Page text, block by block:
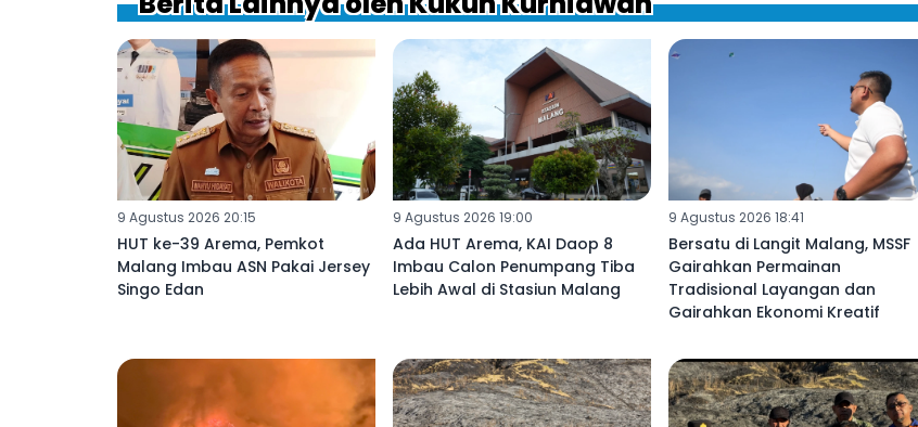
9 Agustus 2026 20:15
HUT ke-39 Arema, Pemkot
Malang Imbau ASN Pakai Jersey
Singo Edan
9 Agustus 2026 19:00
Ada HUT Arema, KAI Daop 8
Imbau Calon Penumpang Tiba
Lebih Awal di Stasiun Malang
9 Agustus 2026 18:41
Bersatu di Langit Malang, MSSF
Gairahkan Permainan
Tradisional Layangan dan
Gairahkan Ekonomi Kreatif